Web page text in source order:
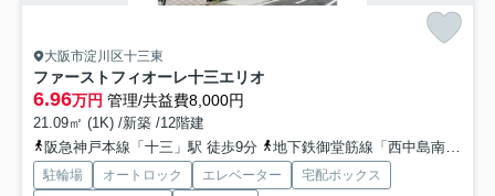
大阪市淀川区十三東
ファーストフィオーレ十三エリオ
6.96万円 管理/共益費8,000円
21.09㎡ (1K) /新築 /12階建
阪急神戸本線「十三」駅 徒歩9分
地下鉄御堂筋線「西中島南方」駅 徒歩17分
駐輪場 オートロック エレベーター
宅配ボックス